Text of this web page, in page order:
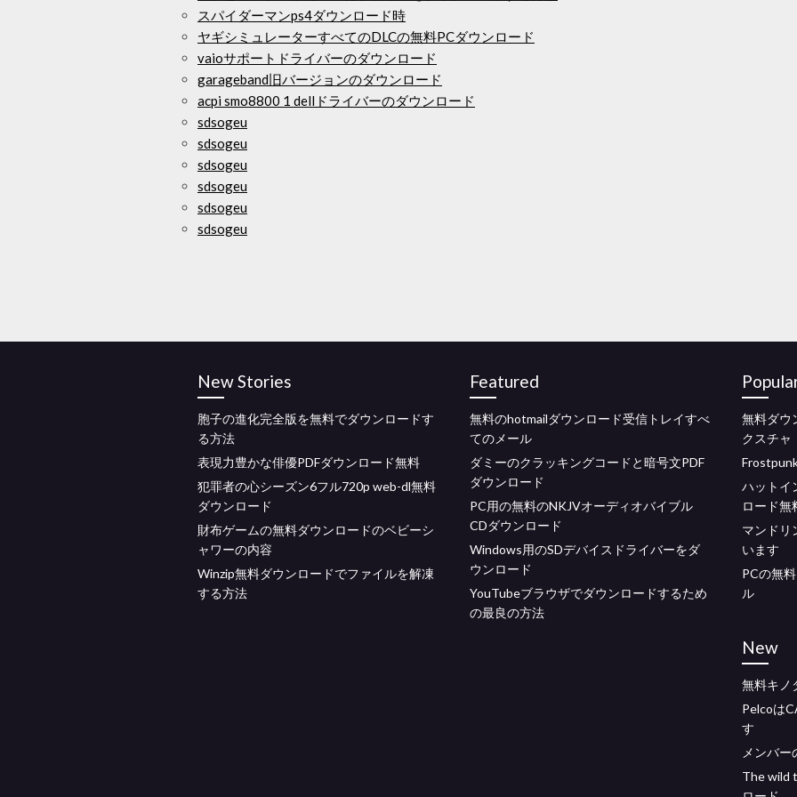
スパイダーマンps4ダウンロード時
ヤギシミュレーターすべてのDLCの無料PCダウンロード
vaioサポートドライバーのダウンロード
garageband旧バージョンのダウンロード
acpi smo8800 1 dellドライバーのダウンロード
sdsogeu
sdsogeu
sdsogeu
sdsogeu
sdsogeu
sdsogeu
New Stories
胞子の進化完全版を無料でダウンロードす
る方法
表現力豊かな俳優PDFダウンロード無料
犯罪者の心シーズン6フル720p web-dl無料
ダウンロード
財布ゲームの無料ダウンロードのベビーシ
ャワーの内容
Winzip無料ダウンロードでファイルを解凍
する方法
Featured
無料のhotmailダウンロード受信トレイすべ
てのメール
ダミーのクラッキングコードと暗号文PDF
ダウンロード
PC用の無料のNKJVオーディオバイブル
CDダウンロード
Windows用のSDデバイスドライバーをダ
ウンロード
YouTubeブラウザでダウンロードするため
の最良の方法
無料ダウ
クスチャ
ハットイ
ロード無
マンドリ
います
PCの無
ル
New
無料キノ
Pelcoは
す
メンバ
The wild